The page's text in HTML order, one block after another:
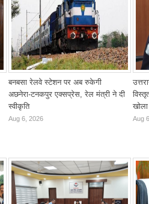
बनबसा रेलवे स्टेशन पर अब रुकेगी
अछनेरा-टनकपुर एक्सप्रेस, रेल मंत्री ने दी
स्वीकृति
Aug 6, 2026 Aug